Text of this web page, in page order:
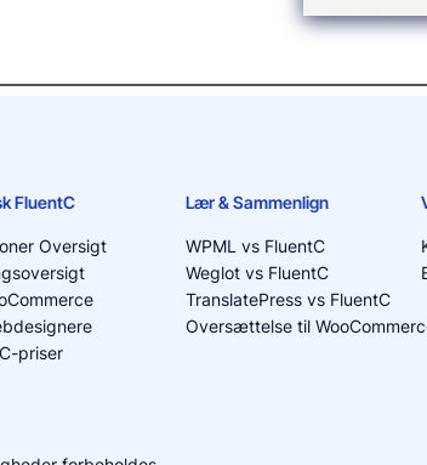
FluentC
Oversigt
priser
Lær & Sammenlign
WPML vs FluentC
Weglot vs FluentC
TranslatePress vs FluentC
Oversættelse til